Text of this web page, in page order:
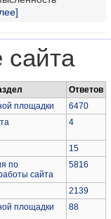
Ответов
площадки
6470
4
15
по
сайта
5816
2139
площадки 88